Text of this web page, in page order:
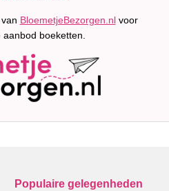
BloemetjeBezorgen.nlvoor
boeketten.
Populaire gelegenheden